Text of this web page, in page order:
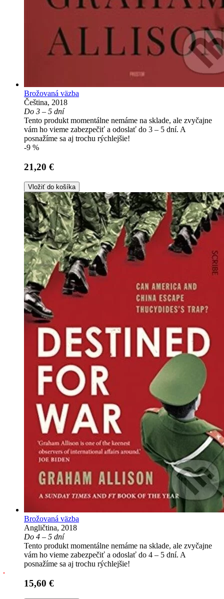
Brožovaná väzba
Čeština, 2018
Do 3 – 5 dní
Tento produkt momentálne nemáme na sklade, ale zvyčajne
vám ho vieme zabezpečiť a odoslať do 3 – 5 dní. A
posnažíme sa aj trochu rýchlejšie!
-9 %
21,20 €
Vložiť do košíka
Brožovaná väzba
Angličtina, 2018
Do 4 – 5 dní
Tento produkt momentálne nemáme na sklade, ale zvyčajne
vám ho vieme zabezpečiť a odoslať do 4 – 5 dní. A
posnažíme sa aj trochu rýchlejšie!
15,60 €